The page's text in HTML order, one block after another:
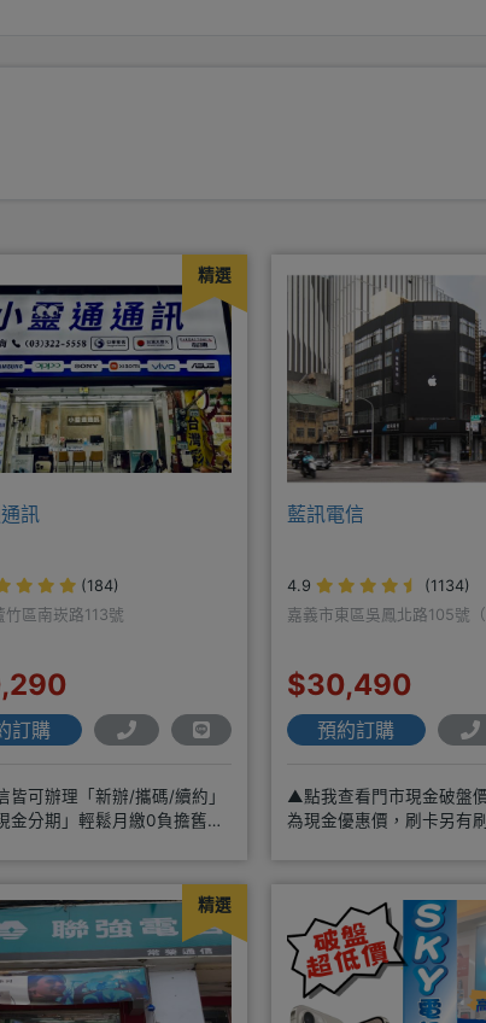
精選
訊
(184)
竹區南崁路113號
訂購
皆可辦理「新辦/攜碼/續約」
金分期」輕鬆月繳0負擔舊機
藍訊電信
4.9
(1134)
嘉義市東區吳鳳北路105號（
$30,490
預約訂購
▲點我查看門市現金破盤
為現金優惠價，刷卡另有
精選